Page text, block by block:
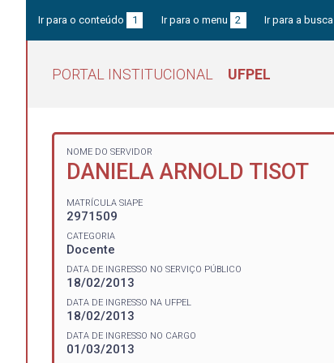
Ir para o conteúdo 1 Ir para o menu 2 Ir para a busca
PORTAL INSTITUCIONAL UFPEL
NOME DO SERVIDOR
DANIELA ARNOLD TISOT
MATRÍCULA SIAPE
2971509
CATEGORIA
Docente
DATA DE INGRESSO NO SERVIÇO PÚBLICO
18/02/2013
DATA DE INGRESSO NA UFPEL
18/02/2013
DATA DE INGRESSO NO CARGO
01/03/2013